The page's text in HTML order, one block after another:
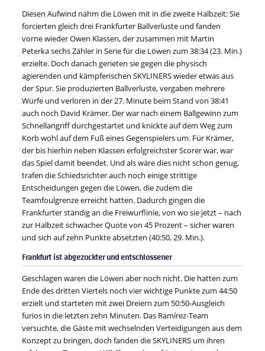
Diesen Aufwind nahm die Löwen mit in die zweite Halbzeit: Sie
forcierten gleich drei Frankfurter Ballverluste und fanden
vorne wieder Owen Klassen, der zusammen mit Martin
Peterka sechs Zähler in Serie für die Löwen zum 38:34 (23. Min.)
erzielte. Doch danach gerieten sie gegen die physisch
agierenden und kämpferischen SKYLINERS wieder etwas aus
der Spur. Sie produzierten Ballverluste, vergaben mehrere
Würfe und verloren in der 27. Minute beim Stand von 38:41
auch noch David Krämer. Der war nach einem Ballgewinn zum
Schnellangriff durchgestartet und knickte auf dem Weg zum
Korb wohl auf dem Fuß eines Gegenspielers um. Für Krämer,
der bis hierhin neben Klassen erfolgreichster Scorer war, war
das Spiel damit beendet. Und als wäre dies nicht schon genug,
trafen die Schiedsrichter auch noch einige strittige
Entscheidungen gegen die Löwen, die zudem die
Teamfoulgrenze erreicht hatten. Dadurch gingen die
Frankfurter ständig an die Freiwurflinie, von wo sie jetzt – nach
zur Halbzeit schwacher Quote von 45 Prozent – sicher waren
und sich auf zehn Punkte absetzten (40:50, 29. Min.).
Frankfurt ist abgezockter und entschlossener
Geschlagen waren die Löwen aber noch nicht. Die hatten zum
Ende des dritten Viertels noch vier wichtige Punkte zum 44:50
erzielt und starteten mit zwei Dreiern zum 50:50-Ausgleich
furios in die letzten zehn Minuten. Das Ramírez-Team
versuchte, die Gäste mit wechselnden Verteidigungen aus dem
Konzept zu bringen, doch fanden die SKYLINERS um ihren